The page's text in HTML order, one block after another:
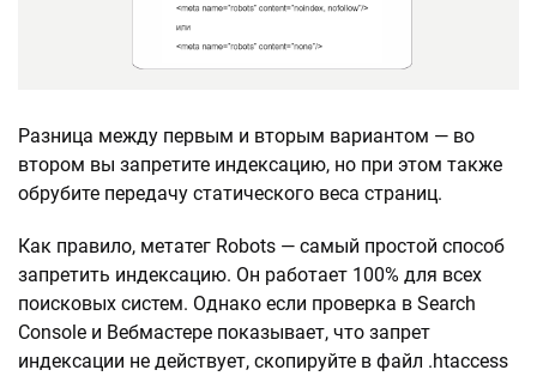
Разница между первым и вторым вариантом — во
втором вы запретите индексацию, но при этом также
обрубите передачу статического веса страниц.
Как правило, метатег Robots — самый простой способ
запретить индексацию. Он работает 100% для всех
поисковых систем. Однако если проверка в Search
Console и Вебмастере показывает, что запрет
индексации не действует, скопируйте в файл .htaccess